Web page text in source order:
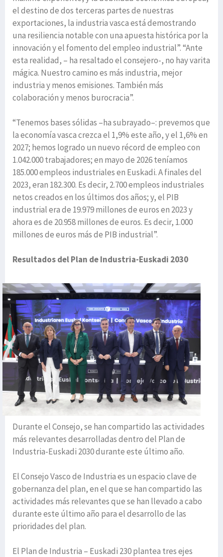
el destino de dos terceras partes de nuestras
exportaciones, la industria vasca está demostrando
una resiliencia notable con una apuesta histórica por la
innovación y el fomento del empleo industrial”. “Ante
esta realidad, – ha resaltado el consejero-, no hay varita
mágica. Nuestro camino es más industria, mejor
industria y menos emisiones. También más
colaboración y menos burocracia”.
“Tenemos bases sólidas –ha subrayado–: prevemos que
la economía vasca crezca el 1,9% este año, y el 1,6% en
2027; hemos logrado un nuevo récord de empleo con
1.042.000 trabajadores; en mayo de 2026 teníamos
185.000 empleos industriales en Euskadi. A finales del
2023, eran 182.300. Es decir, 2.700 empleos industriales
netos creados en los últimos dos años; y, el PIB
industrial era de 19.979 millones de euros en 2023 y
ahora es de 20.958 millones de euros. Es decir, 1.000
millones de euros más de PIB industrial”.
Resultados del Plan de Industria-Euskadi 2030
Durante el Consejo, se han compartido las actividades
más relevantes desarrolladas dentro del Plan de
Industria-Euskadi 2030 durante este último año.
El Consejo Vasco de Industria es un espacio clave de
gobernanza del plan, en el que se han compartido las
actividades más relevantes que se han llevado a cabo
durante este último año para el desarrollo de las
prioridades del plan.
El Plan de Industria – Euskadi 230 plantea tres ejes